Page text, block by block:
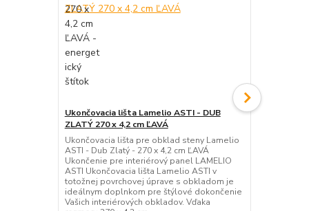
Ukončovacia lišta Lamelio ASTI - DUB
ZLATÝ 270 x 4,2 cm ĽAVÁ
Ukončovacia lišta pre obklad steny Lamelio
ASTI - Dub Zlatý - 270 x 4,2 cm ĽAVÁ
Ukončenie pre interiérový panel LAMELIO
ASTI Ukončovacia lišta Lamelio ASTI v
totožnej povrchovej úprave s obkladom je
ideálnym doplnkom pre štýlové dokončenie
Vašich interiérových obkladov. Vďaka